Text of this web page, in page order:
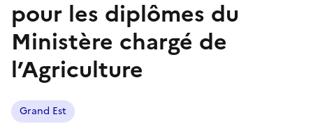
pour les diplômes du
Ministère chargé de
l’Agriculture
Grand Est